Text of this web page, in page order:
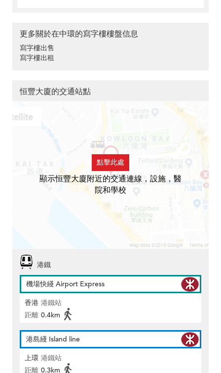
更多關於在中環的寫字樓樓盤信息
寫字樓出售
寫字樓出租
恒豐大廈的交通站點
點擊此處
顯示恒豐大廈附近的交通連線，設施，醫
院和學校
港鐵
機場快綫 Airport Express
香港 港鐵站
距離 0.4km
港島綫 Island line
上環 港鐵站
距離 0.3km